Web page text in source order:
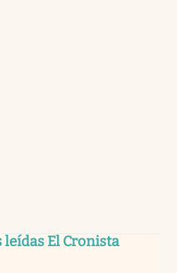
leídas El Cronista